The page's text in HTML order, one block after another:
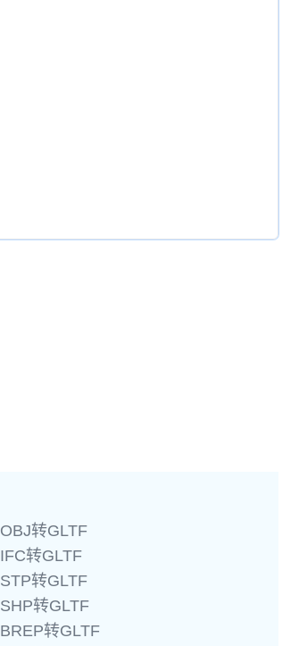
OBJ转GLTF
IFC转GLTF
STP转GLTF
SHP转GLTF
BREP转GLTF